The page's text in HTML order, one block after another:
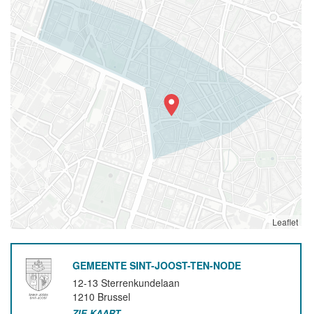
Leaflet
GEMEENTE SINT-JOOST-TEN-NODE
12-13 Sterrenkundelaan
1210 Brussel